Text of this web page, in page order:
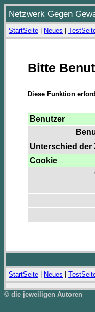
Netzwerk Gegen
StartSeite Neues
Bitte
Diese Funktion
Benutzer
Unterschied der
Cookie
StartSeite Neues
© die jeweiligen Autoren